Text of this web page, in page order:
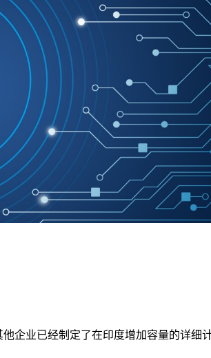
业已经制定了在印度增加容量的详细计